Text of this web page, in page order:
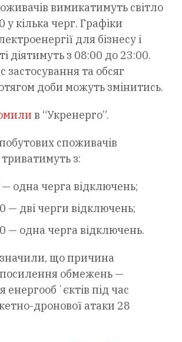
вимикатимуть світло
у кілька черг. Графіки
для бізнесу і
діятимуть з 08:00 до 23:00.
застосування та обсяг
доби можуть змінитись.
в “Укренерго”.
споживачів
з:
одна черга відключень;
— дві черги відключень;
— одна черга відключень.
що причина
обмежень —
під час
дронової атаки 28